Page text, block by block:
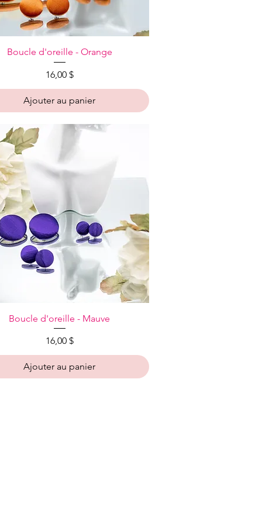
Aperçu rapide
Boucle d'oreille - Orange
Prix
16,00 $
Ajouter au panier
Aperçu rapide
Boucle d'oreille - Mauve
Prix
16,00 $
Ajouter au panier